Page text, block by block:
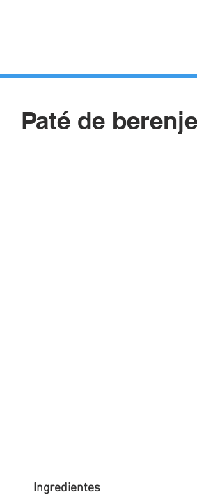
Paté de
Ingredientes